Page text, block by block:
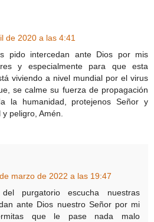
de 2020 a las 4:41
pido intercedan ante Dios por mis
y especialmente para que esta
viviendo a nivel mundial por el virus
se calme su fuerza de propagación
la humanidad, protejenos Señor y
peligro, Amén.
marzo de 2022 a las 19:47
purgatorio escucha nuestras
ante Dios nuestro Señor por mi
que le pase nada malo